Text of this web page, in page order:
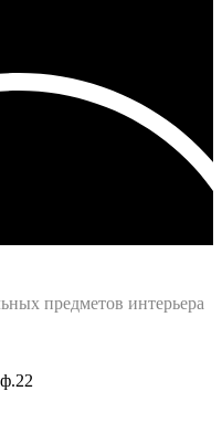
предметов интерьера